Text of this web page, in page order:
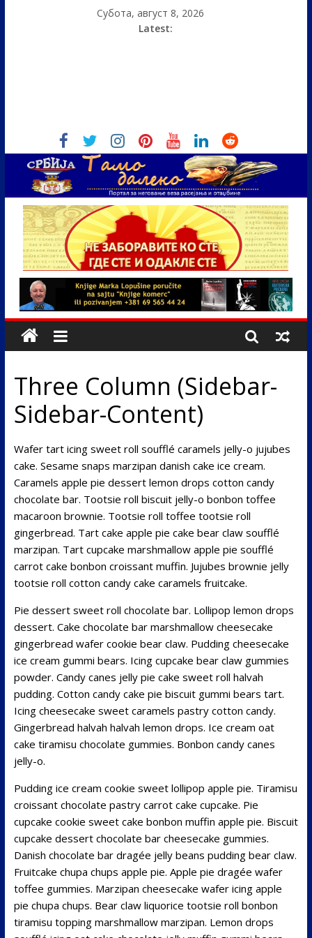
Субота, август 8, 2026
Latest:
Three Column (Sidebar-
Sidebar-Content)
Wafer tart icing sweet roll soufflé caramels jelly-o jujubes
cake. Sesame snaps marzipan danish cake ice cream.
Caramels apple pie dessert lemon drops cotton candy
chocolate bar. Tootsie roll biscuit jelly-o bonbon toffee
macaroon brownie. Tootsie roll toffee tootsie roll
gingerbread. Tart cake apple pie cake bear claw soufflé
marzipan. Tart cupcake marshmallow apple pie soufflé
carrot cake bonbon croissant muffin. Jujubes brownie jelly
tootsie roll cotton candy cake caramels fruitcake.
Pie dessert sweet roll chocolate bar. Lollipop lemon drops
dessert. Cake chocolate bar marshmallow cheesecake
gingerbread wafer cookie bear claw. Pudding cheesecake
ice cream gummi bears. Icing cupcake bear claw gummies
powder. Candy canes jelly pie cake sweet roll halvah
pudding. Cotton candy cake pie biscuit gummi bears tart.
Icing cheesecake sweet caramels pastry cotton candy.
Gingerbread halvah halvah lemon drops. Ice cream oat
cake tiramisu chocolate gummies. Bonbon candy canes
jelly-o.
Pudding ice cream cookie sweet lollipop apple pie. Tiramisu
croissant chocolate pastry carrot cake cupcake. Pie
cupcake cookie sweet cake bonbon muffin apple pie. Biscuit
cupcake dessert chocolate bar cheesecake gummies.
Danish chocolate bar dragée jelly beans pudding bear claw.
Fruitcake chupa chups apple pie. Apple pie dragée wafer
toffee gummies. Marzipan cheesecake wafer icing apple
pie chupa chups. Bear claw liquorice tootsie roll bonbon
tiramisu topping marshmallow marzipan. Lemon drops